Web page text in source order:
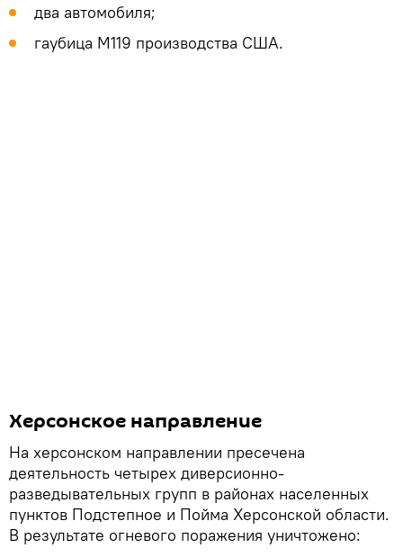
два автомобиля;
гаубица М119 производства США.
Херсонское направление
На херсонском направлении пресечена
деятельность четырех диверсионно-
разведывательных групп в районах населенных
пунктов Подстепное и Пойма Херсонской области.
В результате огневого поражения уничтожено: